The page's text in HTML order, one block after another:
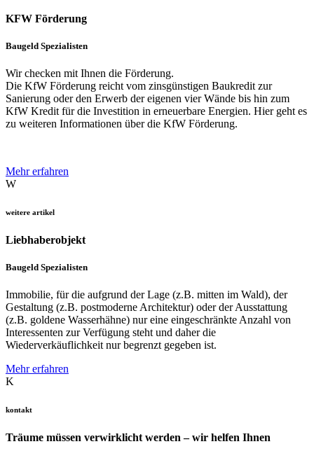
KFW Förderung
Baugeld Spezialisten
Wir checken mit Ihnen die Förderung.
Die KfW Förderung reicht vom zinsgünstigen Baukredit zur
Sanierung oder den Erwerb der eigenen vier Wände bis hin zum
KfW Kredit für die Investition in erneuerbare Energien. Hier geht es
zu weiteren Informationen über die KfW Förderung.
Mehr erfahren
W
weitere artikel
Liebhaberobjekt
Baugeld Spezialisten
Immobilie, für die aufgrund der Lage (z.B. mitten im Wald), der
Gestaltung (z.B. postmoderne Architektur) oder der Ausstattung
(z.B. goldene Wasserhähne) nur eine eingeschränkte Anzahl von
Interessenten zur Verfügung steht und daher die
Wiederverkäuflichkeit nur begrenzt gegeben ist.
Mehr erfahren
K
kontakt
Träume müssen verwirklicht werden – wir helfen Ihnen